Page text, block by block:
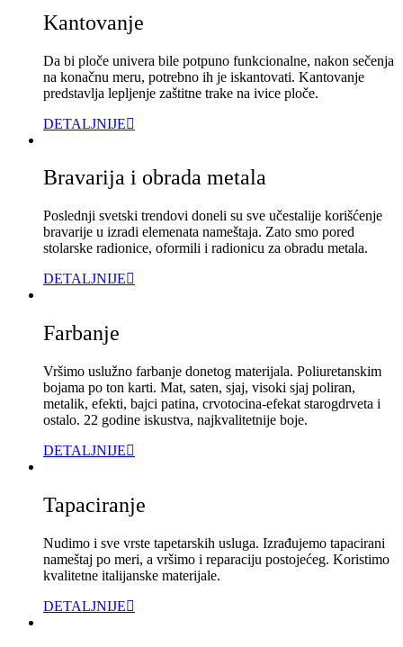
Kantovanje
Da bi ploče univera bile potpuno funkcionalne, nakon sečenja
na konačnu meru, potrebno ih je iskantovati. Kantovanje
predstavlja lepljenje zaštitne trake na ivice ploče.
DETALJNIJE
Bravarija i obrada metala
Poslednji svetski trendovi doneli su sve učestalije korišćenje
bravarije u izradi elemenata nameštaja. Zato smo pored
stolarske radionice, oformili i radionicu za obradu metala.
DETALJNIJE
Farbanje
Vršimo uslužno farbanje donetog materijala. Poliuretanskim
bojama po ton karti. Mat, saten, sjaj, visoki sjaj poliran,
metalik, efekti, bajci patina, crvotocina-efekat starogdrveta i
ostalo. 22 godine iskustva, najkvalitetnije boje.
DETALJNIJE
Tapaciranje
Nudimo i sve vrste tapetarskih usluga. Izrađujemo tapacirani
nameštaj po meri, a vršimo i reparaciju postojećeg. Koristimo
kvalitetne italijanske materijale.
DETALJNIJE